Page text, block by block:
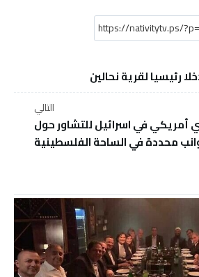
رئيسيا لقرية نحالين
التالي
أمريكي في اسرائيل للتشاور حول
محددة في الساحة الفلسطينية